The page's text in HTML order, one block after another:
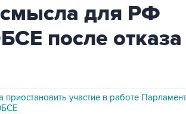
для РФ
после отказа
участие в работе